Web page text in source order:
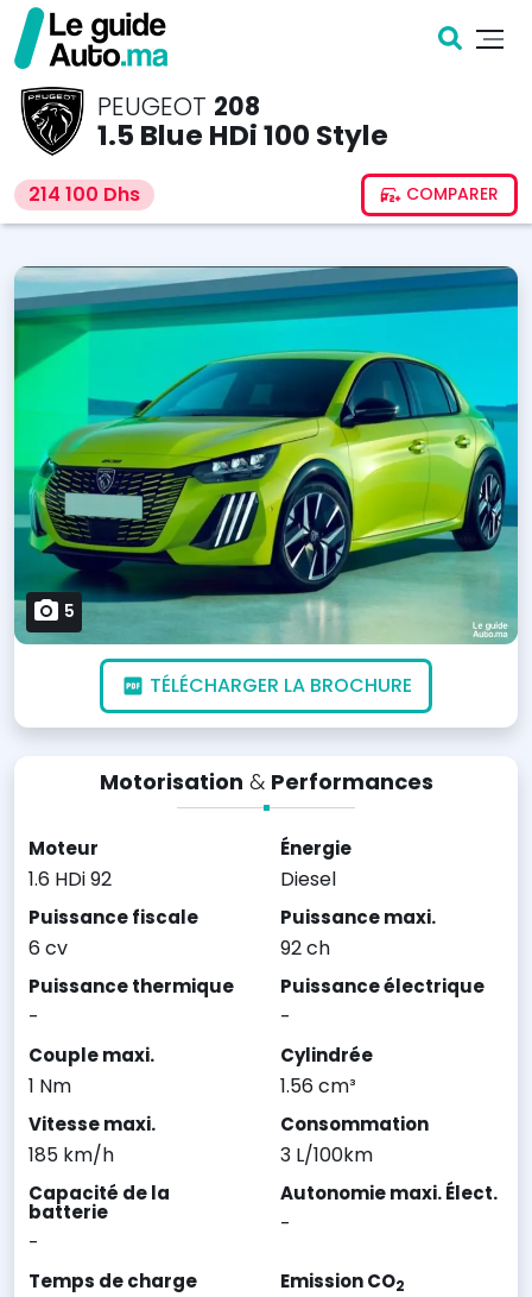
PEUGEOT 208
1.5 Blue HDi 100 Style
214 100 Dhs COMPARER
Motorisation & Performances
Moteur
1.6 HDi 92
Énergie
Diesel
Puissance fiscale
6 cv
Puissance maxi.
92 ch
Puissance thermique
-
Puissance électrique
-
Couple maxi.
1 Nm
Cylindrée
1.56 cm³
Vitesse maxi.
185 km/h
Consommation
3 L/100km
Capacité de la
batterie
-
Autonomie maxi. Élect.
-
Temps de charge Emission CO2
5
TÉLÉCHARGER LA BROCHURE